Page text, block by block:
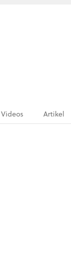
Videos Artikel